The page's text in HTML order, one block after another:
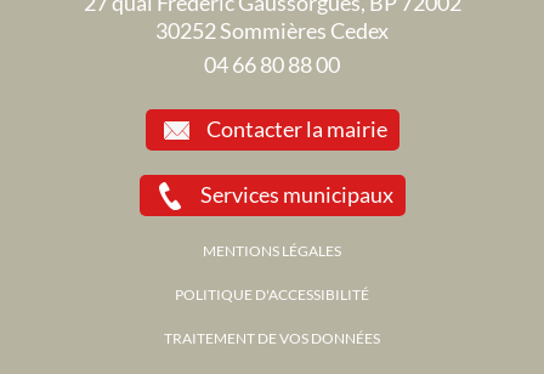
30252 Sommières Cedex
04 66 80 88 00
Contacter la mairie
Services municipaux
MENTIONS LÉGALES
POLITIQUE D'ACCESSIBILITÉ
TRAITEMENT DE VOS DONNÉES